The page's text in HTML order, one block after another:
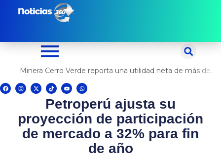
Minera Cerro Verde reporta una utilidad neta de más de US$ 500 millones
F
a
c
I
n
s
r
a
m
X
-
t
t
e
T
i
k
t
o
Y
o
u
t
u
e
W
h
a
t
s
a
p
p
Petroperú ajusta su
proyección de participación
de mercado a 32% para fin
de año